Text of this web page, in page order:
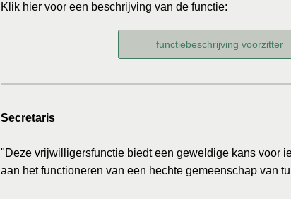
Klik hier voor een beschrijving van de functie:
functiebeschrijving voorzitter
Secretaris
"Deze vrijwilligersfunctie biedt een geweldige kans voor
aan het functioneren van een hechte gemeenschap van